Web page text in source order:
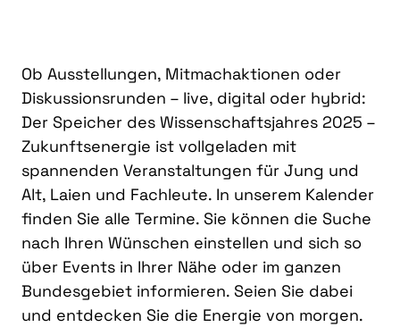
Ob Ausstellungen, Mitmachaktionen oder
Diskussionsrunden – live, digital oder hybrid:
Der Speicher des Wissenschaftsjahres 2025 –
Zukunftsenergie ist vollgeladen mit
spannenden Veranstaltungen für Jung und
Alt, Laien und Fachleute. In unserem Kalender
finden Sie alle Termine. Sie können die Suche
nach Ihren Wünschen einstellen und sich so
über Events in Ihrer Nähe oder im ganzen
Bundesgebiet informieren. Seien Sie dabei
und entdecken Sie die Energie von morgen.